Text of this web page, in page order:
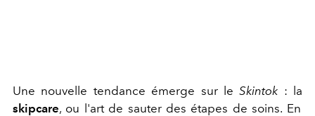
Une nouvelle tendance émerge sur leSkintok : la
skipcare, ou l'art de sauter des étapes de soins. En